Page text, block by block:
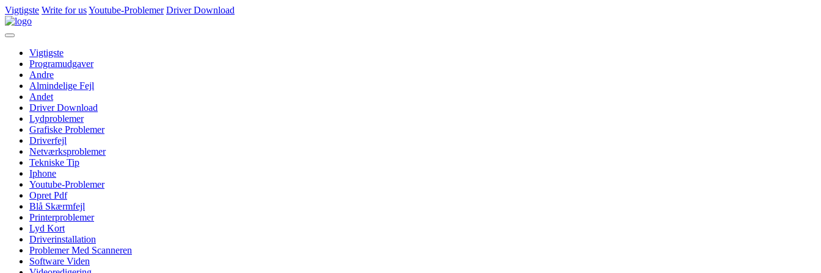
Vigtigste Write for usYoutube-Problemer Driver Download
Vigtigste
Programudgaver
Andre
Almindelige Fejl
Andet
Driver Download
Lydproblemer
Grafiske Problemer
Driverfejl
Netværksproblemer
Tekniske Tip
Iphone
Youtube-Problemer
Opret Pdf
Blå Skærmfejl
Printerproblemer
Lyd Kort
Driverinstallation
Problemer Med Scanneren
Software Viden